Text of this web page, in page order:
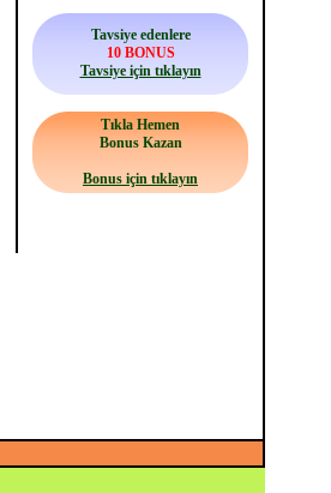
Tavsiye edenlere
10 BONUS
Tavsiye için tıklayın
Tıkla Hemen
Bonus Kazan
Bonus için tıklayın